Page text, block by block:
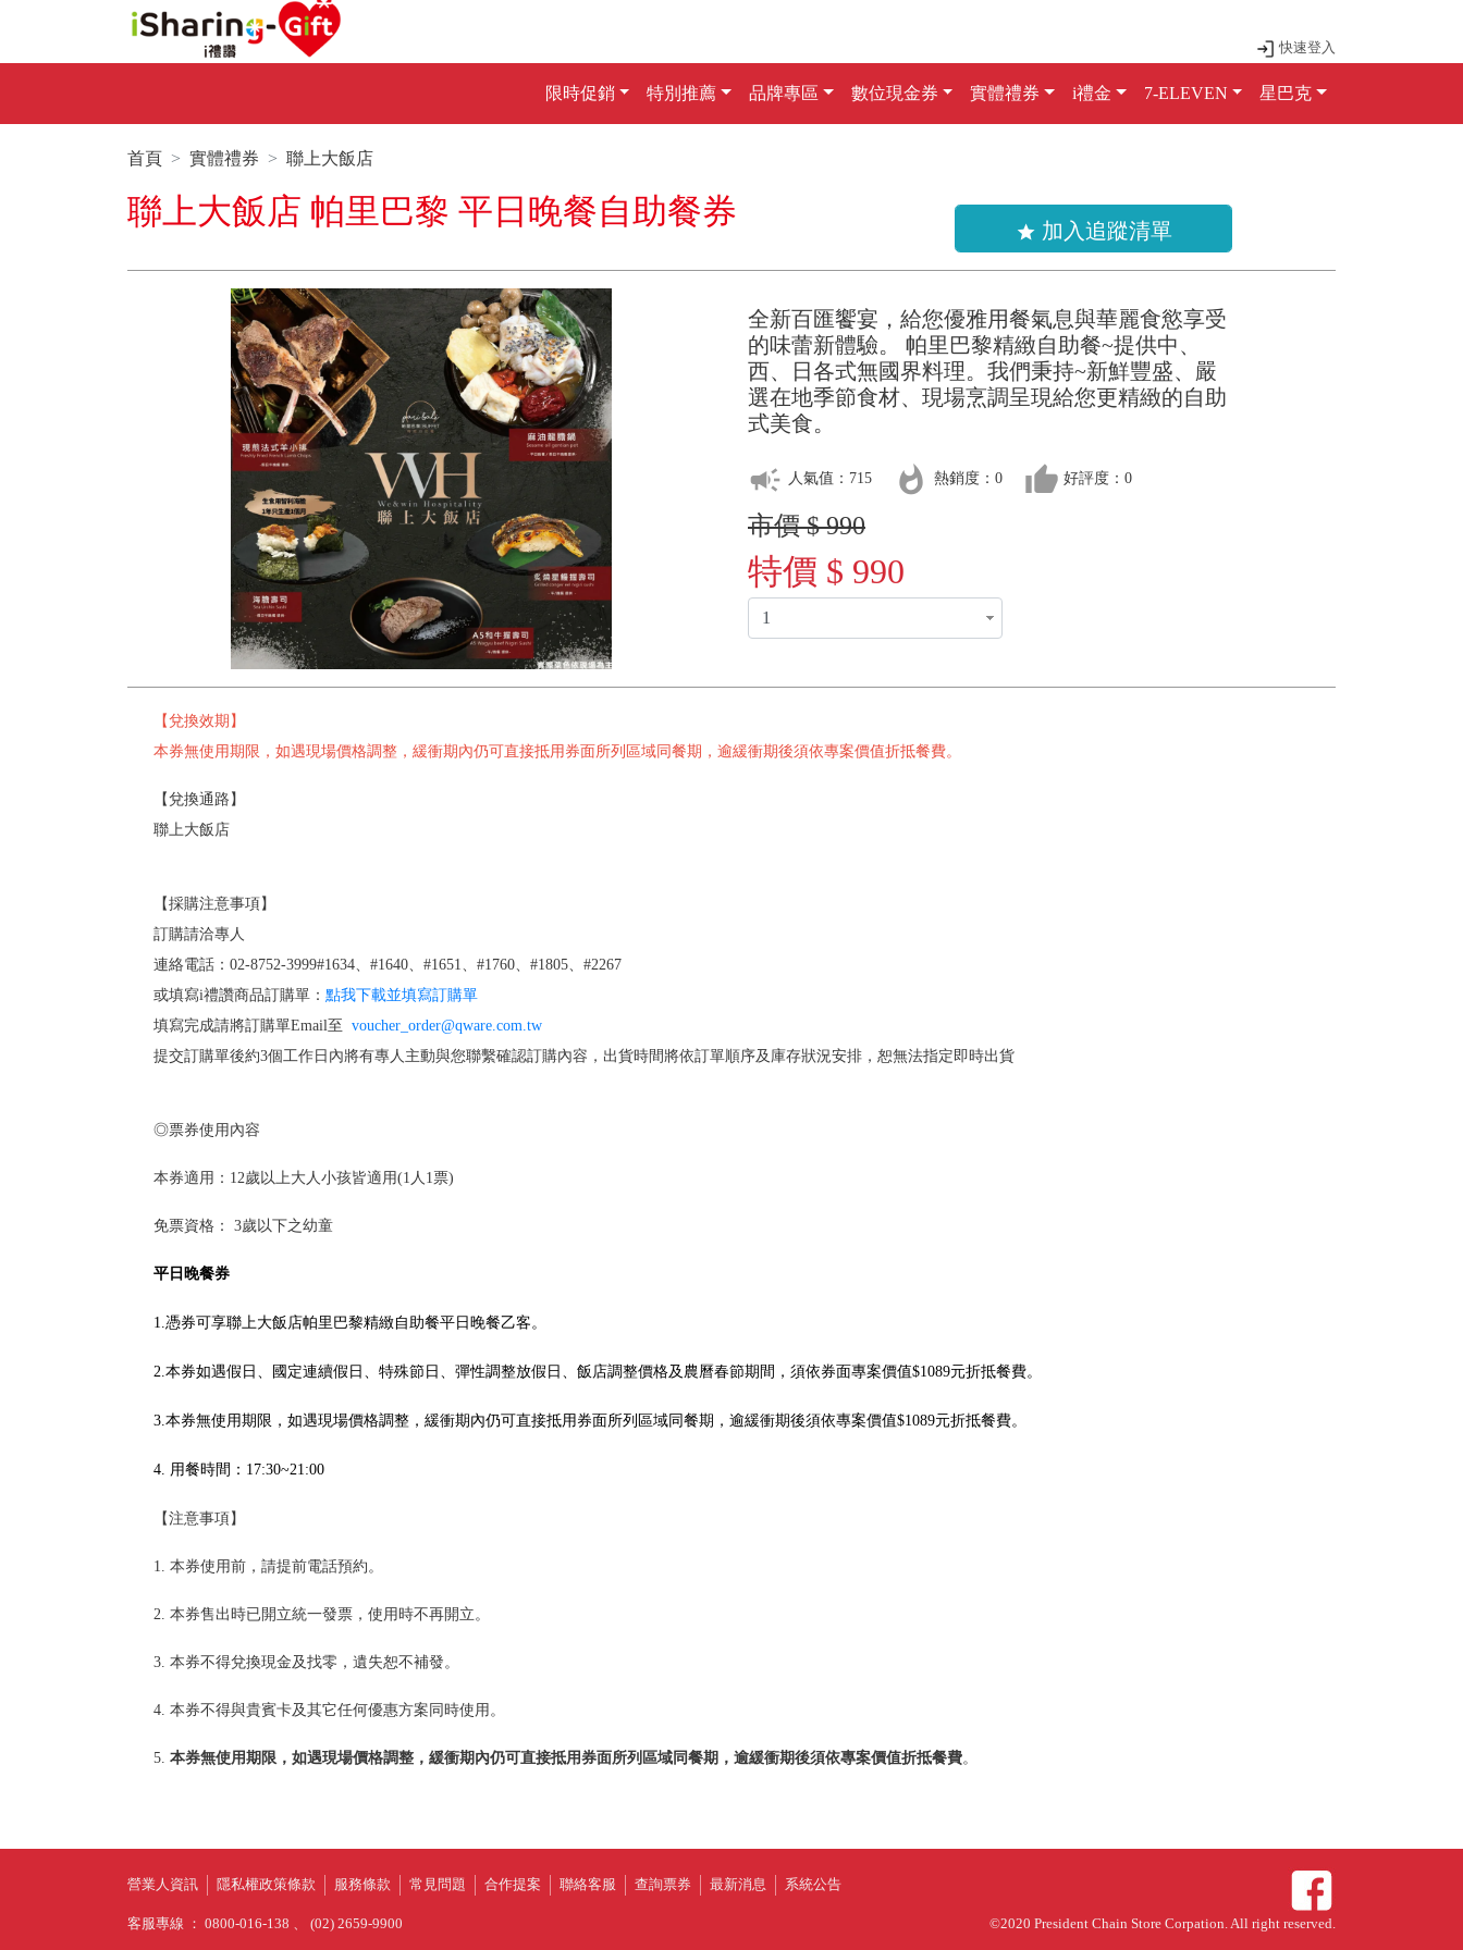
快速登入
限時促銷 特別推薦 品牌專區 數位現金券 實體禮券 i禮金 7-ELEVEN 星巴克
首頁 實體禮券 聯上大飯店
聯上大飯店 帕里巴黎 平日晚餐自助餐券
star 加入追蹤清單
全新百匯饗宴，給您優雅用餐氣息與華麗食慾享受
的味蕾新體驗。 帕里巴黎精緻自助餐~提供中、
西、日各式無國界料理。我們秉持~新鮮豐盛、嚴
選在地季節食材、現場烹調呈現給您更精緻的自助
式美食。
campaign 人氣值：715 whatshot 熱銷度：0 thumb_up 好評度：0
市價 $ 990
特價 $ 990
【兌換效期】
本券無使用期限，如遇現場價格調整，緩衝期內仍可直接抵用券面所列區域同餐期，逾緩衝期後須依專案價值折抵餐費。
【兌換通路】
聯上大飯店
【採購注意事項】
訂購請洽專人
連絡電話：02-8752-3999#1634、#1640、#1651、#1760、#1805、#2267
或填寫i禮讚商品訂購單： 點我下載並填寫訂購單
填寫完成請將訂購單Email至 voucher_order@qware.com.tw
提交訂購單後約3個工作日內將有專人主動與您聯繫確認訂購內容，出貨時間將依訂單順序及庫存狀況安排，恕無法指定即時出貨
◎票券使用內容
本券適用：12歲以上大人小孩皆適用(1人1票)
免票資格： 3歲以下之幼童
平日晚餐券
1.憑券可享聯上大飯店帕里巴黎精緻自助餐平日晚餐乙客。
2.本券如遇假日、國定連續假日、特殊節日、彈性調整放假日、飯店調整價格及農曆春節期間，須依券面專案價值$1089元折抵餐費。
3.本券無使用期限，如遇現場價格調整，緩衝期內仍可直接抵用券面所列區域同餐期，逾緩衝期後須依專案價值$1089元折抵餐費。
4. 用餐時間：17:30~21:00
【注意事項】
1. 本券使用前，請提前電話預約。
2. 本券售出時已開立統一發票，使用時不再開立。
3. 本券不得兌換現金及找零，遺失恕不補發。
4. 本券不得與貴賓卡及其它任何優惠方案同時使用。
5. 本券無使用期限，如遇現場價格調整，緩衝期內仍可直接抵用券面所列區域同餐期，逾緩衝期後須依專案價值折抵餐費。
營業人資訊 隱私權政策條款 服務條款 常見問題 合作提案 聯絡客服 查詢票券 最新消息 系統公告
客服專線 ： 0800-016-138 、 (02) 2659-9900 ©2020 President Chain Store Corpation. All right reserved.